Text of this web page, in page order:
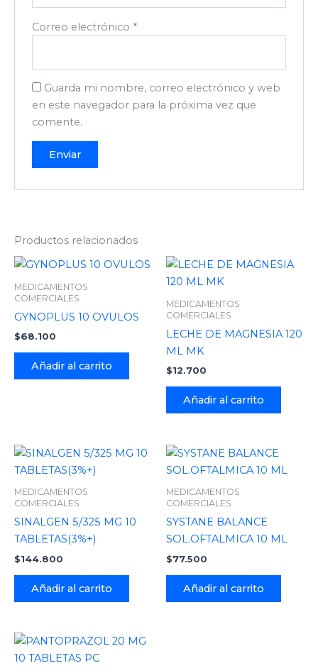
Correo electrónico *
Guarda mi nombre, correo electrónico y web
en este navegador para la próxima vez que
comente.
Productos relacionados
MEDICAMENTOS
COMERCIALES
GYNOPLUS 10 OVULOS
$68.100
Añadir al carrito
MEDICAMENTOS
COMERCIALES
LECHE DE MAGNESIA 120
ML MK
$12.700
Añadir al carrito
MEDICAMENTOS
COMERCIALES
SINALGEN 5/325 MG 10
TABLETAS(3%+)
$144.800
Añadir al carrito
MEDICAMENTOS
COMERCIALES
SYSTANE BALANCE
SOL.OFTALMICA 10 ML
$77.500
Añadir al carrito